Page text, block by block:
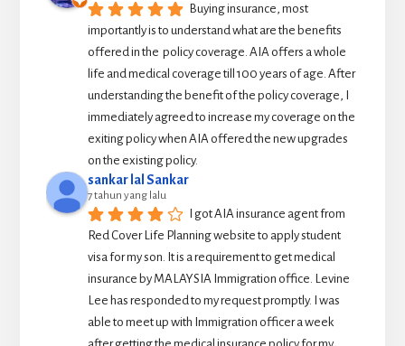
Buying insurance, most
importantly is to understand what are the benefits
offered in the  policy coverage. AIA offers a whole
life and medical coverage till 100 years of age. After
understanding the benefit of the policy coverage, I
immediately agreed to increase my coverage on the
exiting policy when AIA offered the new upgrades
on the existing policy.
sankar lal Sankar
7 tahun yang lalu
I got AIA insurance agent from
Red Cover Life Planning website to apply student
visa for my son. It is a requirement to get medical
insurance by MALAYSIA Immigration office. Levine
Lee has responded to my request promptly. I was
able to meet up with Immigration officer a week